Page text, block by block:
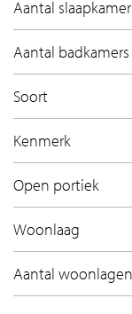
Aantal
Aantal badkamers
Soort
Kenmerk
Open portiek
Woonlaag
Aantal woonlagen